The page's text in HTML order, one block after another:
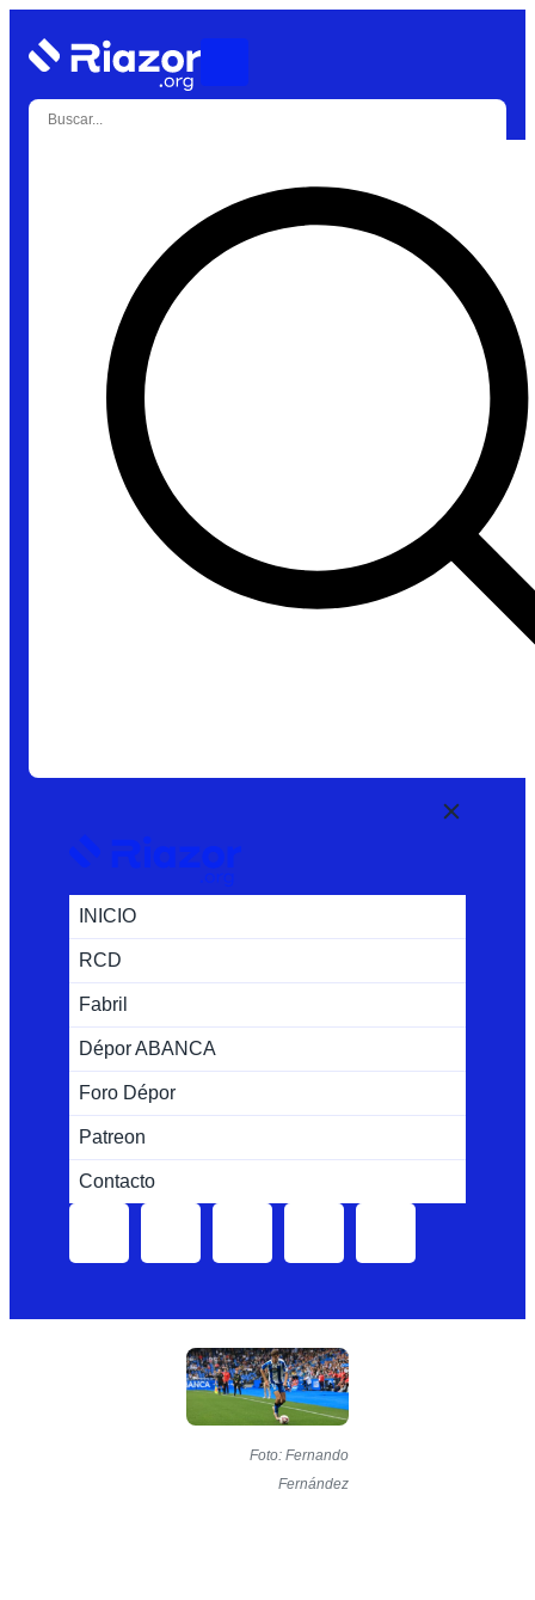
INICIO
RCD
Fabril
Dépor ABANCA
Foro Dépor
Patreon
Contacto
Foto: Fernando
Fernández